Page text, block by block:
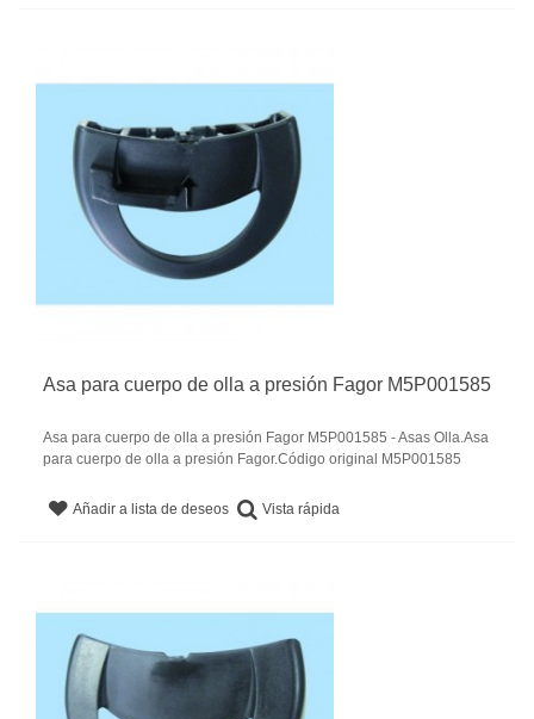
Asa para cuerpo de olla a presión Fagor M5P001585
Asa para cuerpo de olla a presión Fagor M5P001585 - Asas Olla.Asa
para cuerpo de olla a presión Fagor.Código original M5P001585
Añadir a lista de deseos Vista rápida